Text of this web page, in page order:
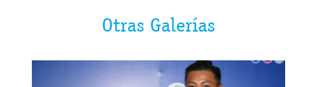
Otras Galerías